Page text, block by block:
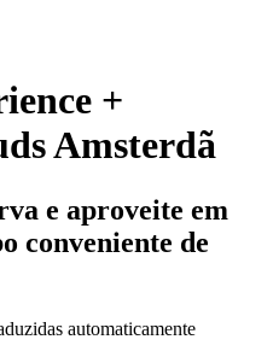
+
Amsterdã
e aproveite em
conveniente de
automaticamente